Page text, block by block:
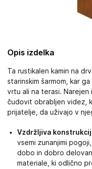
Opis izdelka
Ta rustikalen kamin na
starinskim šarmom, kar
vrtu ali na terasi. Narejen
čudovit obrabljen videz,
prijatelje, da uživajo v
Vzdržljiva
vsemi zunanjimi
dobo in dobro
materiale, ki odlično